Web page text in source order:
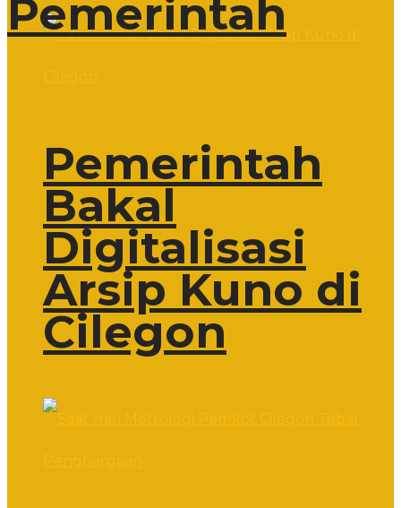
Pemerintah
Bakal
Digitalisasi
Arsip Kuno di
Cilegon
Pemerintah